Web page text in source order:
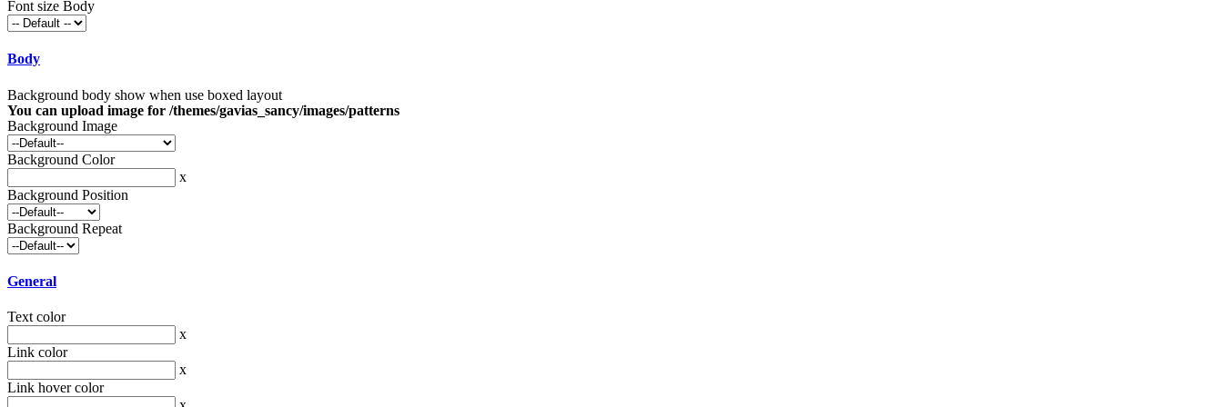
Font size Body
Body
Background body show when use boxed layout
You can upload image for /themes/gavias_sancy/images/patterns
Background Image
Background Color
x
Background Position
Background Repeat
General
Text color
x
Link color
x
Link hover color